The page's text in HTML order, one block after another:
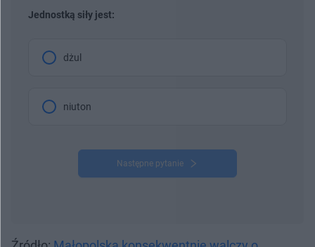
Jednostką siły jest:
dżul
niuton
Następne pytanie